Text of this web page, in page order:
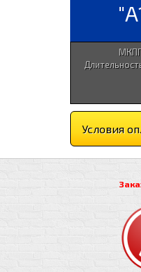
Условия